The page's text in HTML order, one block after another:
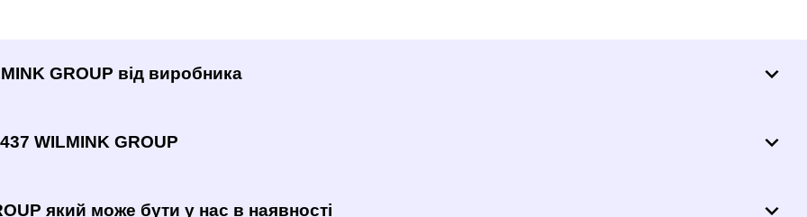
GROUP від виробника
WILMINK GROUP
який може бути у нас в наявності